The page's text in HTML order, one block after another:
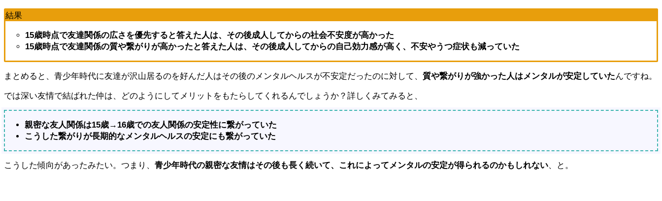
結果
15歳時点で友達関係の広さを優先すると答えた人は、その後成人してからの社会不安度が高かった
15歳時点で友達関係の質や繋がりが高かったと答えた人は、その後成人してからの自己効力感が高く、不安やうつ症状も減っていた
まとめると、青少年時代に友達が沢山居るのを好んだ人はその後のメンタルヘルスが不安定だったのに対して、 質や繋がりが強かった人はメンタルが安定していたんですね。
では深い友情で結ばれた仲は、どのようにしてメリットをもたらしてくれるんでしょうか？詳しくみてみると、
親密な友人関係は15歳→16歳での友人関係の安定性に繋がっていた
こうした繋がりが長期的なメンタルヘルスの安定にも繋がっていた
こうした傾向があったみたい。つまり、 青少年時代の親密な友情はその後も長く続いて、これによってメンタルの安定が得られるのかもしれない、と。